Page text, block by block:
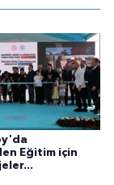
Eğitim için